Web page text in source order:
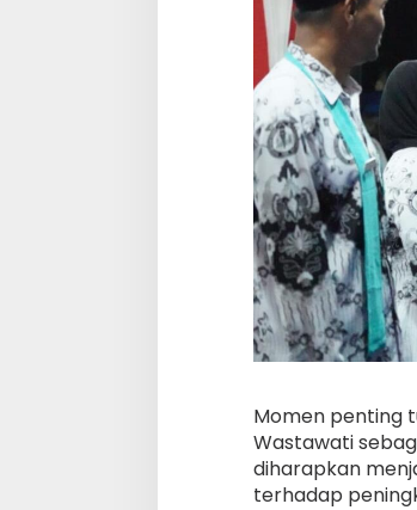
Momen penting
Wastawati
diharapkan
terhadap